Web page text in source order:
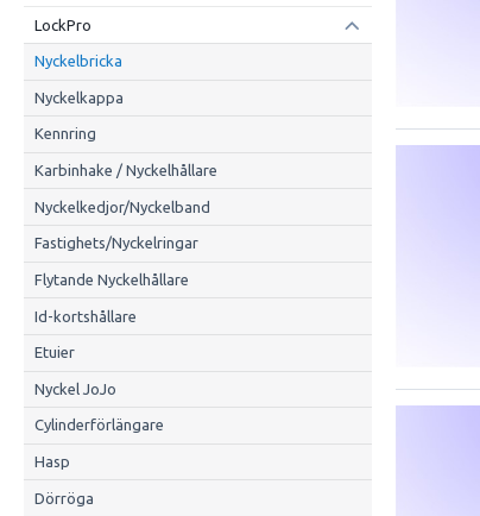
LockPro
Nyckelbricka
Nyckelkappa
Kennring
Karbinhake / Nyckelhållare
Nyckelkedjor/Nyckelband
Fastighets/Nyckelringar
Flytande Nyckelhållare
Id-kortshållare
Etuier
Nyckel JoJo
Cylinderförlängare
Hasp
Dörröga